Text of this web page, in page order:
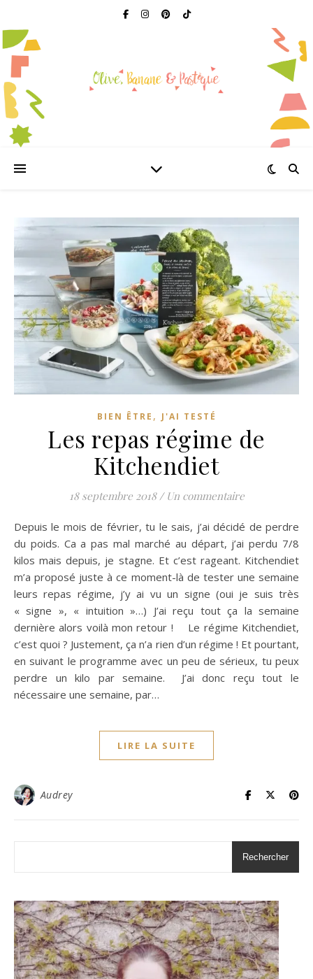
BIEN ÊTRE , J'AI TESTÉ
Les repas régime de
Kitchendiet
18 septembre 2018 / Un commentaire
Depuis le mois de février, tu le sais, j’ai décidé de perdre
du poids. Ca a pas mal marché au départ, j’ai perdu 7/8
kilos mais depuis, je stagne. Et c’est rageant. Kitchendiet
m’a proposé juste à ce moment-là de tester une semaine
leurs repas régime, j’y ai vu un signe (oui je suis très
« signe », « intuition »…) J’ai reçu tout ça la semaine
dernière alors voilà mon retour ! Le régime Kitchendiet,
c’est quoi ? Justement, ça n’a rien d’un régime ! Et pourtant,
en suivant le programme avec un peu de sérieux, tu peux
perdre un kilo par semaine. J’ai donc reçu tout le
nécessaire une semaine, par…
LIRE LA SUITE
Audrey
Rechercher